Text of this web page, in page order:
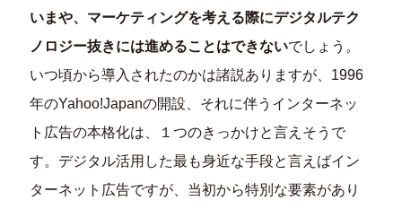
いまや、マーケティングを考える際にデジタルテク
ノロジー抜きには進めることはできないでしょう。
いつ頃から導入されたのかは諸説ありますが、1996
年のYahoo!Japanの開設、それに伴うインターネッ
ト広告の本格化は、１つのきっかけと言えそうで
す。デジタル活用した最も身近な手段と言えばイン
ターネット広告ですが、当初から特別な要素があり